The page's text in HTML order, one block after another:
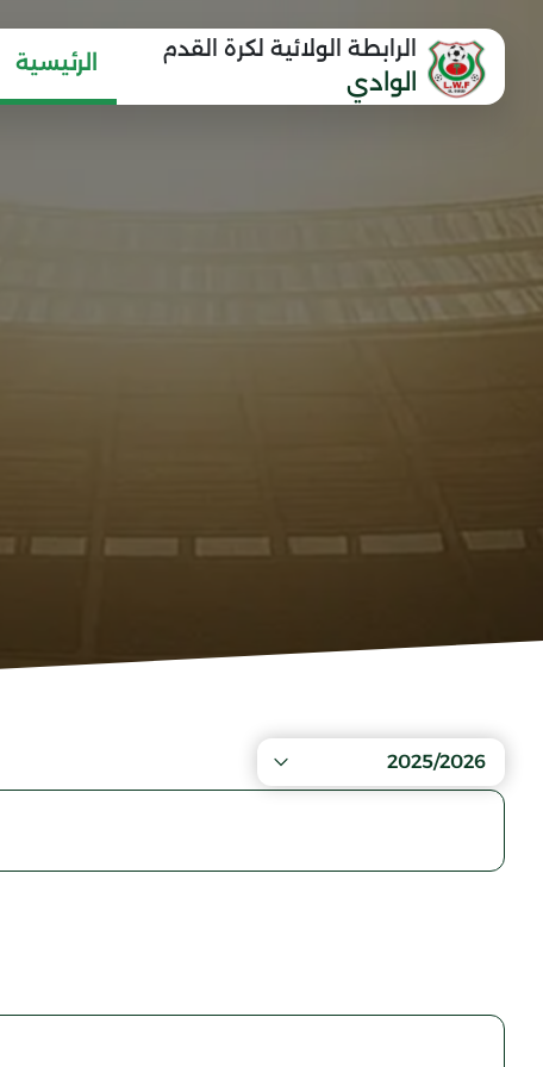
الرابطة الولائية لكرة القدم
الوادي
الرئيسية
2025/2026